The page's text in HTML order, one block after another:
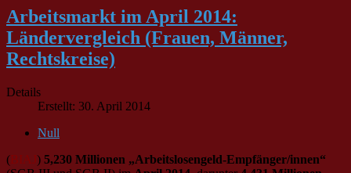
Arbeitsmarkt im April 2014:
Ländervergleich (Frauen, Männer,
Rechtskreise)
Details
Erstellt: 30. April 2014
Null
(BIAJ) 5,230 Millionen „Arbeitslosengeld-Empfänger/innen“